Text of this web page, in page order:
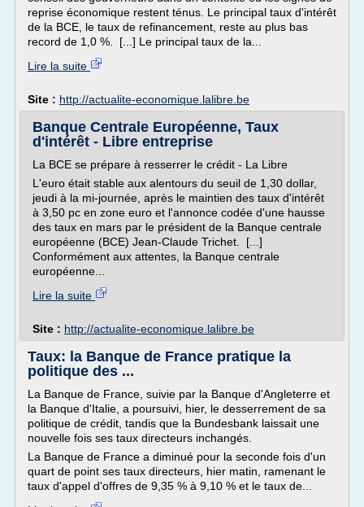
reprise économique restent ténus. Le principal taux d'intérêt
de la BCE, le taux de refinancement, reste au plus bas
record de 1,0 %. [...] Le principal taux de la...
Lire la suite
Site : http://actualite-economique.lalibre.be
Banque Centrale Européenne, Taux
d'intérêt - Libre entreprise
La BCE se prépare à resserrer le crédit - La Libre
L'euro était stable aux alentours du seuil de 1,30 dollar,
jeudi à la mi-journée, après le maintien des taux d'intérêt
à 3,50 pc en zone euro et l'annonce codée d'une hausse
des taux en mars par le président de la Banque centrale
européenne (BCE) Jean-Claude Trichet. [...]
Conformément aux attentes, la Banque centrale
européenne...
Lire la suite
Site : http://actualite-economique.lalibre.be
Taux: la Banque de France pratique la
politique des ...
La Banque de France, suivie par la Banque d'Angleterre et
la Banque d'Italie, a poursuivi, hier, le desserrement de sa
politique de crédit, tandis que la Bundesbank laissait une
nouvelle fois ses taux directeurs inchangés.
La Banque de France a diminué pour la seconde fois d'un
quart de point ses taux directeurs, hier matin, ramenant le
taux d'appel d'offres de 9,35 % à 9,10 % et le taux de...